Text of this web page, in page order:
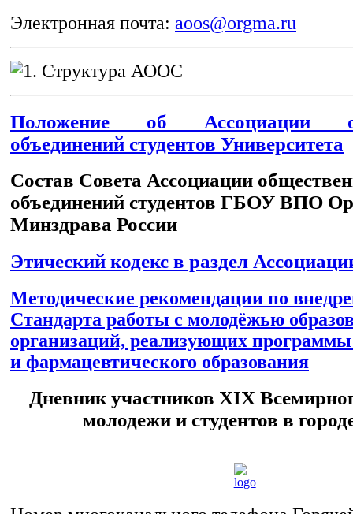
Электронная почта: aoos@orgma.ru
Положение об Ассоциации
объединений студентов Университета
Состав Совета Ассоциации
объединений студентов ГБОУ ВПО
Минздрава России
Этический кодекс в раздел
Методические рекомендации по
Стандарта работы с молодёжью
организаций, реализующих
и фармацевтического образования
Дневник участников XIX
молодежи и студентов в